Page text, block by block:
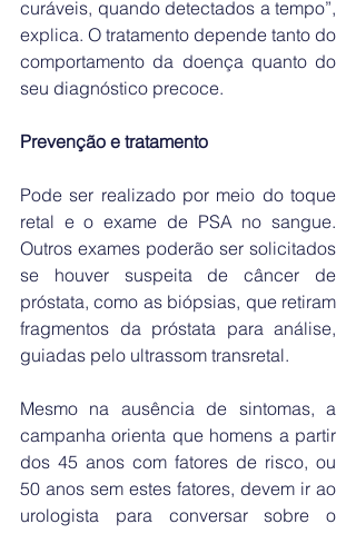
curáveis, quando detectados a tempo”,
explica. O tratamento depende tanto do
comportamento da doença quanto do
seu diagnóstico precoce.
Prevenção e tratamento
Pode ser realizado por meio do toque
retal e o exame de PSA no sangue.
Outros exames poderão ser solicitados
se houver suspeita de câncer de
próstata, como as biópsias, que retiram
fragmentos da próstata para análise,
guiadas pelo ultrassom transretal.
Mesmo na ausência de sintomas, a
campanha orienta que homens a partir
dos 45 anos com fatores de risco, ou
50 anos sem estes fatores, devem ir ao
urologista para conversar sobre o